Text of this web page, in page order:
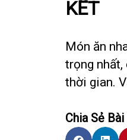
KẾT
Món ăn
trọng nhất,
thời gian.
Chia Sẻ